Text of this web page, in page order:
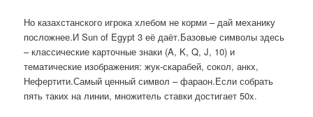
Но казахстанского игрока хлебом не корми – дай механику
посложнее.И Sun of Egypt 3 её даёт.Базовые символы здесь
– классические карточные знаки (A, K, Q, J, 10) и
тематические изображения: жук-скарабей, сокол, анкх,
Нефертити.Самый ценный символ – фараон.Если собрать
пять таких на линии, множитель ставки достигает 50x.